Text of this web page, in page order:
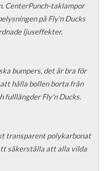
CenterPunch-taklampor
på Fly'n Ducks
ljuseffekter.
bumpers, det är bra för
hålla bollen borta från
fulllängder Fly'n Ducks.
transparent polykarbonat
säkerställa att alla vilda